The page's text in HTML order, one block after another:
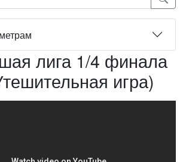
лига 1/4 финала
игра)